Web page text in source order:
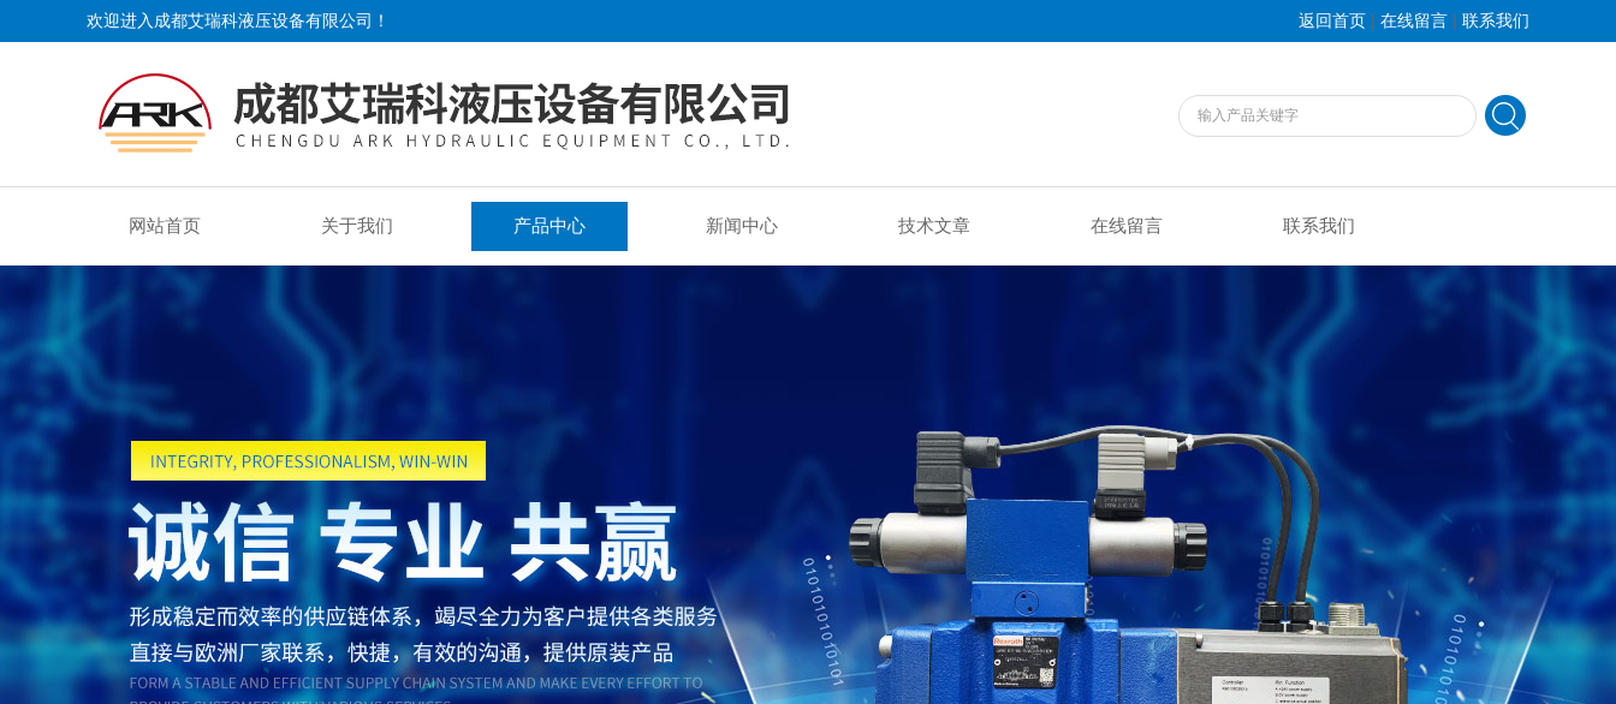
欢迎进入成都艾瑞科液压设备有限公司！ 返回首页 | 在线留言 | 联系我们
网站首页 关于我们 产品中心 新闻中心 技术文章 在线留言 联系我们